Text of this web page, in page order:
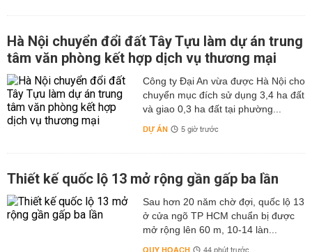
Hà Nội chuyển đổi đất Tây Tựu làm dự án trung
tâm văn phòng kết hợp dịch vụ thương mại
Công ty Đại An vừa được Hà Nội cho
chuyển mục đích sử dụng 3,4 ha đất
và giao 0,3 ha đất tại phường...
DỰ ÁN 5 giờ trước
Thiết kế quốc lộ 13 mở rộng gần gấp ba lần
Sau hơn 20 năm chờ đợi, quốc lộ 13
ở cửa ngõ TP HCM chuẩn bị được
mở rộng lên 60 m, 10-14 làn...